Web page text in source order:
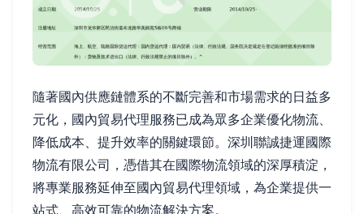
隨著國內供應鏈體系的不斷完善和市場需求的日益多
元化，國內貿易代理服務已成為眾多企業優化物流、
降低成本、提升效率的關鍵環節。深圳聯誠捷運國際
物流有限公司，憑借其在國際物流領域的深厚積淀，
將專業服務延伸至國內貿易代理領域，為企業提供一
站式、高效可靠的物流解決方案。